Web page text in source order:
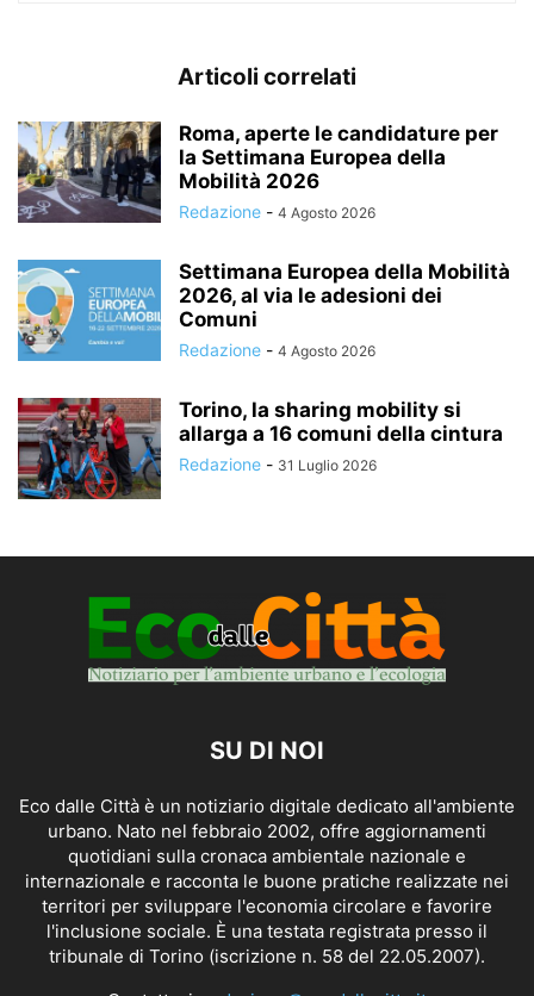
Articoli correlati
Roma, aperte le candidature per
la Settimana Europea della
Mobilità 2026
Redazione - 4 Agosto 2026
Settimana Europea della Mobilità
2026, al via le adesioni dei
Comuni
Redazione - 4 Agosto 2026
Torino, la sharing mobility si
allarga a 16 comuni della cintura
Redazione - 31 Luglio 2026
SU DI NOI
Eco dalle Città è un notiziario digitale dedicato all'ambiente
urbano. Nato nel febbraio 2002, offre aggiornamenti
quotidiani sulla cronaca ambientale nazionale e
internazionale e racconta le buone pratiche realizzate nei
territori per sviluppare l'economia circolare e favorire
l'inclusione sociale. È una testata registrata presso il
tribunale di Torino (iscrizione n. 58 del 22.05.2007).